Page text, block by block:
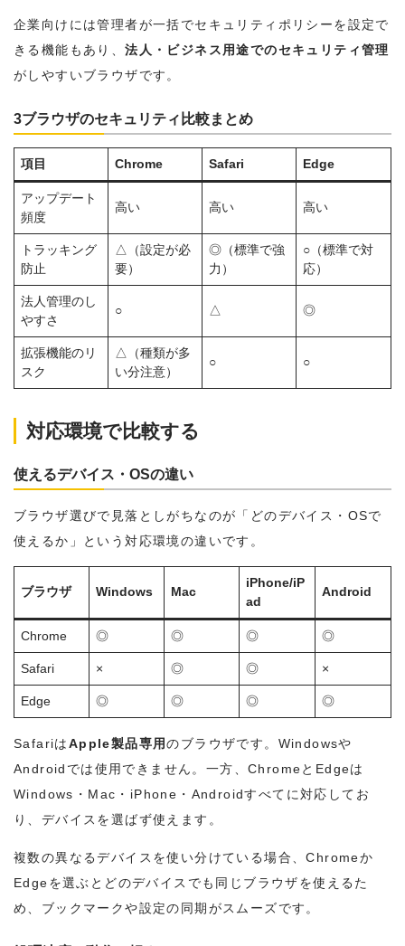
企業向けには管理者が一括でセキュリティポリシーを設定で
きる機能もあり、法人・ビジネス用途でのセキュリティ管理
がしやすいブラウザです。
3ブラウザのセキュリティ比較まとめ
項目 Chrome Safari Edge
アップデート
頻度
高い 高い 高い
トラッキング
防止
△（設定が必
要）
◎（標準で強
力）
○（標準で対
応）
法人管理のし
やすさ
○ △ ◎
拡張機能のリ
スク
△（種類が多
い分注意）
○ ○
対応環境で比較する
使えるデバイス・OSの違い
ブラウザ選びで見落としがちなのが「どのデバイス・OSで
使えるか」という対応環境の違いです。
ブラウザ Windows Mac
iPhone/iP
ad
Android
Chrome ◎ ◎ ◎ ◎
Safari × ◎ ◎ ×
Edge ◎ ◎ ◎ ◎
SafariはApple製品専用のブラウザです。Windowsや
Androidでは使用できません。一方、ChromeとEdgeは
Windows・Mac・iPhone・Androidすべてに対応してお
り、デバイスを選ばず使えます。
複数の異なるデバイスを使い分けている場合、Chromeか
Edgeを選ぶとどのデバイスでも同じブラウザを使えるた
め、ブックマークや設定の同期がスムーズです。